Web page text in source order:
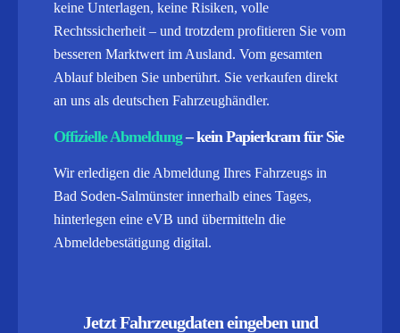
keine Unterlagen, keine Risiken, volle
Rechtssicherheit – und trotzdem profitieren Sie vom
besseren Marktwert im Ausland. Vom gesamten
Ablauf bleiben Sie unberührt. Sie verkaufen direkt
an uns als deutschen Fahrzeughändler.
Offizielle Abmeldung– kein Papierkram für Sie
Wir erledigen die Abmeldung Ihres Fahrzeugs in
Bad Soden-Salmünster innerhalb eines Tages,
hinterlegen eine eVB und übermitteln die
Abmeldebestätigung digital.
Jetzt Fahrzeugdaten eingeben und